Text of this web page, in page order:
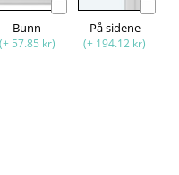
Bunn
(+ 57.85 kr)
På sidene
(+ 194.12 kr)